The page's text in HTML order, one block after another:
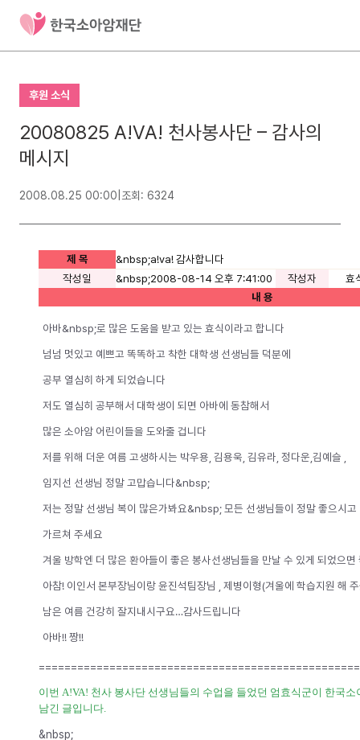
후원 소식
20080825 A!VA! 천사봉사단 – 감사의
메시지
2008.08.25 00:00 조회: 6324
제 목
&nbsp;a!va! 감사합니다
작성일
&nbsp;2008-08-14 오후 7:41:00 작성자
효
내 용
아바&nbsp;로 많은 도움을 받고 있는 효식이라고 합니다
넘넘 멋있고 예쁘고 똑똑하고 착한 대학생 선생님들 덕분에
공부 열심히 하게 되었습니다
저도 열심히 공부해서 대학생이 되면 아바에 동참해서
많은 소아암 어린이들을 도와줄 겁니다
저를 위해 더운 여름 고생하시는 박우용, 김용욱, 김유라, 정다운,김예슬 ,
임지선 선생님 정말 고맙습니다&nbsp;
저는 정말 선생님 복이 많은가봐요&nbsp; 모든 선생님들이 정말 좋으시고
가르쳐 주세요
겨울 방학엔 더 많은 환아들이 좋은 봉사선생님들을 만날 수 있게 되었으면
아참! 이인서 본부장님이랑 윤진석팀장님 , 제병이형(겨울에 학습지원 해
남은 여름 건강히 잘지내시구요…감사드립니다
아바!! 짱!!
이번 A!VA! 천사 봉사단 선생님들의 수업을 들었던 엄효식군이 한국
남긴 글입니다.
&nbsp;